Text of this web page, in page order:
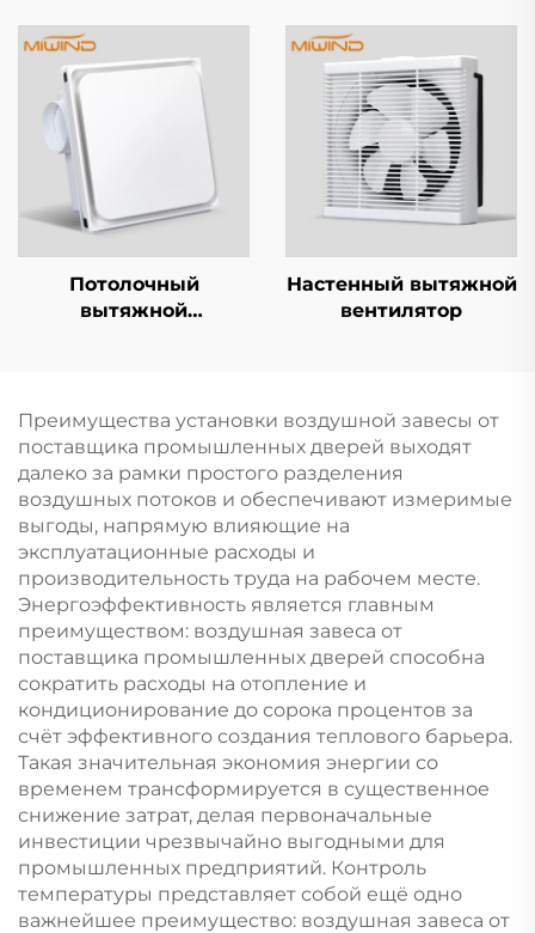
Потолочный
вытяжной
Настенный вытяжной
вентилятор
Преимущества установки воздушной завесы от
поставщика промышленных дверей выходят
далеко за рамки простого разделения
воздушных потоков и обеспечивают измеримые
выгоды, напрямую влияющие на
эксплуатационные расходы и
производительность труда на рабочем месте.
Энергоэффективность является главным
преимуществом: воздушная завеса от
поставщика промышленных дверей способна
сократить расходы на отопление и
кондиционирование до сорока процентов за
счёт эффективного создания теплового барьера.
Такая значительная экономия энергии со
временем трансформируется в существенное
снижение затрат, делая первоначальные
инвестиции чрезвычайно выгодными для
промышленных предприятий. Контроль
температуры представляет собой ещё одно
важнейшее преимущество: воздушная завеса от